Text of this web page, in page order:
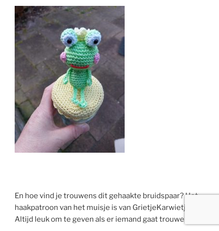
En hoe vind je trouwens dit gehaakte bruidspaar? Het
haakpatroon van het muisje is van GrietjeKarwietje.
Altijd leuk om te geven als er iemand gaat trouwen!